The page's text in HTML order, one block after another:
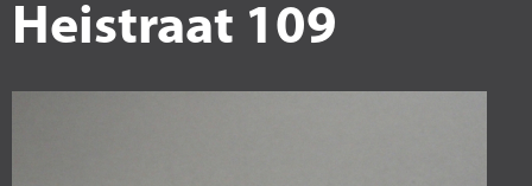
Heistraat 109